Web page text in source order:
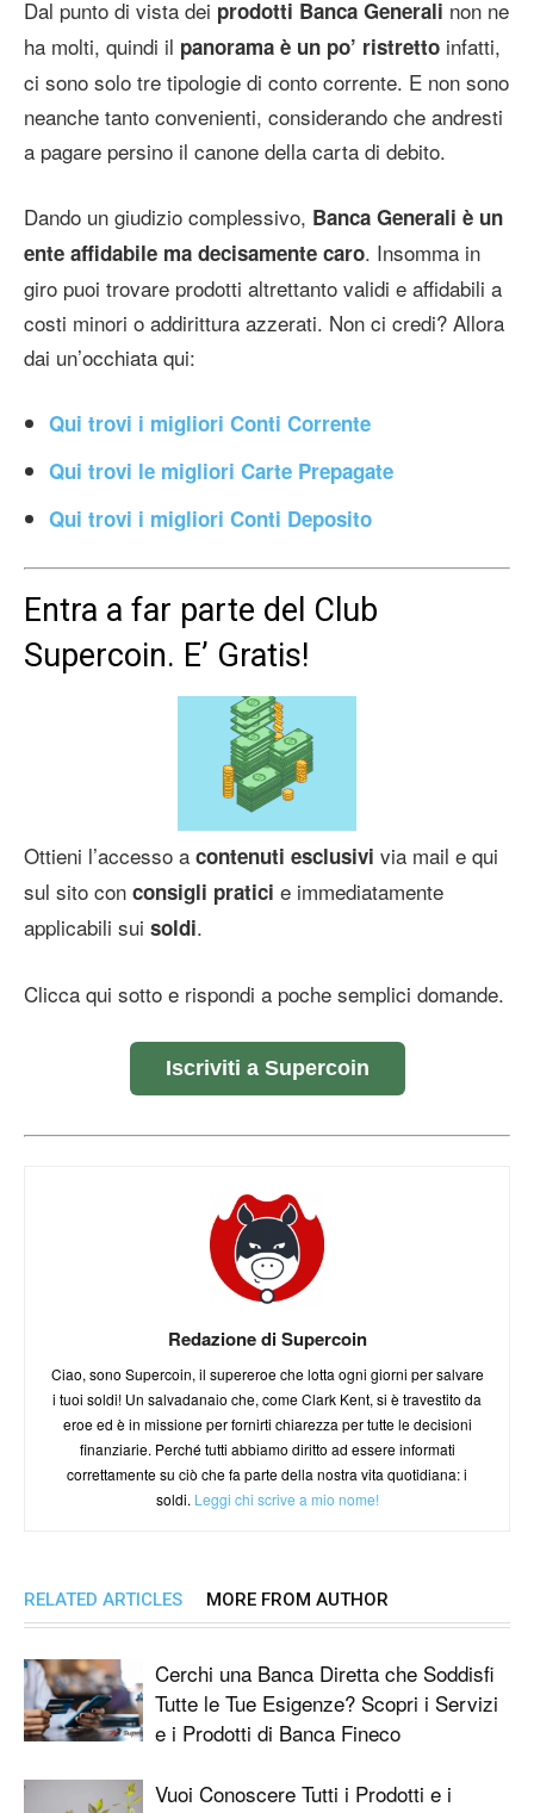
Dal punto di vista dei prodotti Banca Generali non ne
ha molti, quindi il panorama è un po’ ristretto infatti,
ci sono solo tre tipologie di conto corrente. E non sono
neanche tanto convenienti, considerando che andresti
a pagare persino il canone della carta di debito.
Dando un giudizio complessivo, Banca Generali è un
ente affidabile ma decisamente caro. Insomma in
giro puoi trovare prodotti altrettanto validi e affidabili a
costi minori o addirittura azzerati. Non ci credi? Allora
dai un’occhiata qui:
Qui trovi i migliori Conti Corrente
Qui trovi le migliori Carte Prepagate
Qui trovi i migliori Conti Deposito
Entra a far parte del Club
Supercoin. E’ Gratis!
Ottieni l’accesso a contenuti esclusivi via mail e qui
sul sito con consigli pratici e immediatamente
applicabili sui soldi.
Clicca qui sotto e rispondi a poche semplici domande.
Iscriviti a Supercoin
Redazione di Supercoin
Ciao, sono Supercoin, il supereroe che lotta ogni giorni per salvare
i tuoi soldi! Un salvadanaio che, come Clark Kent, si è travestito da
eroe ed è in missione per fornirti chiarezza per tutte le decisioni
finanziarie. Perché tutti abbiamo diritto ad essere informati
correttamente su ciò che fa parte della nostra vita quotidiana: i
soldi. Leggi chi scrive a mio nome!
RELATED ARTICLES MORE FROM AUTHOR
Cerchi una Banca Diretta che Soddisfi
Tutte le Tue Esigenze? Scopri i Servizi
e i Prodotti di Banca Fineco
Vuoi Conoscere Tutti i Prodotti e i